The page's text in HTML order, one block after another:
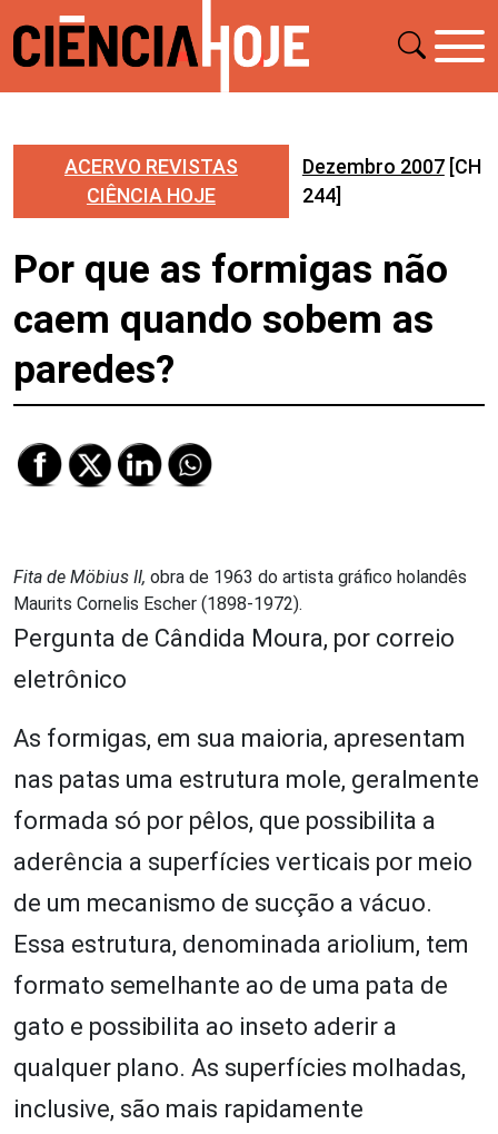
ACERVO REVISTAS
CIÊNCIA HOJE
Dezembro 2007[CH
244]
Por que as formigas não
caem quando sobem as
paredes?
Fita de Möbius II, obra de 1963 do artista gráfico holandês
Maurits Cornelis Escher (1898-1972).
Pergunta de Cândida Moura, por correio
eletrônico
As formigas, em sua maioria, apresentam
nas patas uma estrutura mole, geralmente
formada só por pêlos, que possibilita a
aderência a superfícies verticais por meio
de um mecanismo de sucção a vácuo.
Essa estrutura, denominada ariolium, tem
formato semelhante ao de uma pata de
gato e possibilita ao inseto aderir a
qualquer plano. As superfícies molhadas,
inclusive, são mais rapidamente